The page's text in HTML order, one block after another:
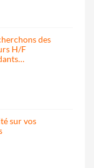
des
H/F
sur vos